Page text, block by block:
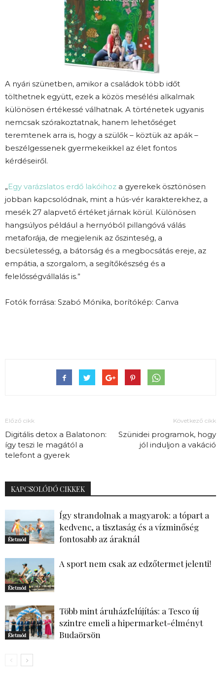
A nyári szünetben, amikor a családok több időt
tölthetnek együtt, ezek a közös mesélési alkalmak
különösen értékessé válhatnak. A történetek ugyanis
nemcsak szórakoztatnak, hanem lehetőséget
teremtenek arra is, hogy a szülők – köztük az apák –
beszélgessenek gyermekeikkel az élet fontos
kérdéseiről.
„Egy varázslatos erdő lakóihoz a gyerekek ösztönösen
jobban kapcsolódnak, mint a hús-vér karakterekhez, a
mesék 27 alapvető értéket járnak körül. Különösen
hangsúlyos például a hernyóból pillangóvá válás
metaforája, de megjelenik az őszinteség, a
becsületesség, a bátorság és a megbocsátás ereje, az
empátia, a szorgalom, a segítőkészség és a
felelősségvállalás is.”
Fotók forrása: Szabó Mónika, borítókép: Canva
Előző cikk
Digitális detox a Balatonon:
így teszi le magától a
telefont a gyerek
Következő cikk
Szünidei programok, hogy
jól induljon a vakáció
KAPCSOLÓDÓ CIKKEK
Életmód
Így strandolnak a magyarok: a tópart a
kedvenc, a tisztaság és a vízminőség
fontosabb az áraknál
Életmód
A sport nem csak az edzőtermet jelenti!
Életmód
Több mint áruházfelújítás: a Tesco új
szintre emeli a hipermarket-élményt
Budaörsön